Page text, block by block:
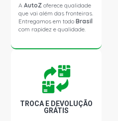
PANORAMA CL SW 1050 8V
1986)
SPAZIO L HATCH 1.3 8V
AAutoZ oferece qualidade
que vai além das fronteiras.
Entregamos em todoBrasil
com rapidez e qualidade.
TROCA E DEVOLUÇÃO
GRÁTIS